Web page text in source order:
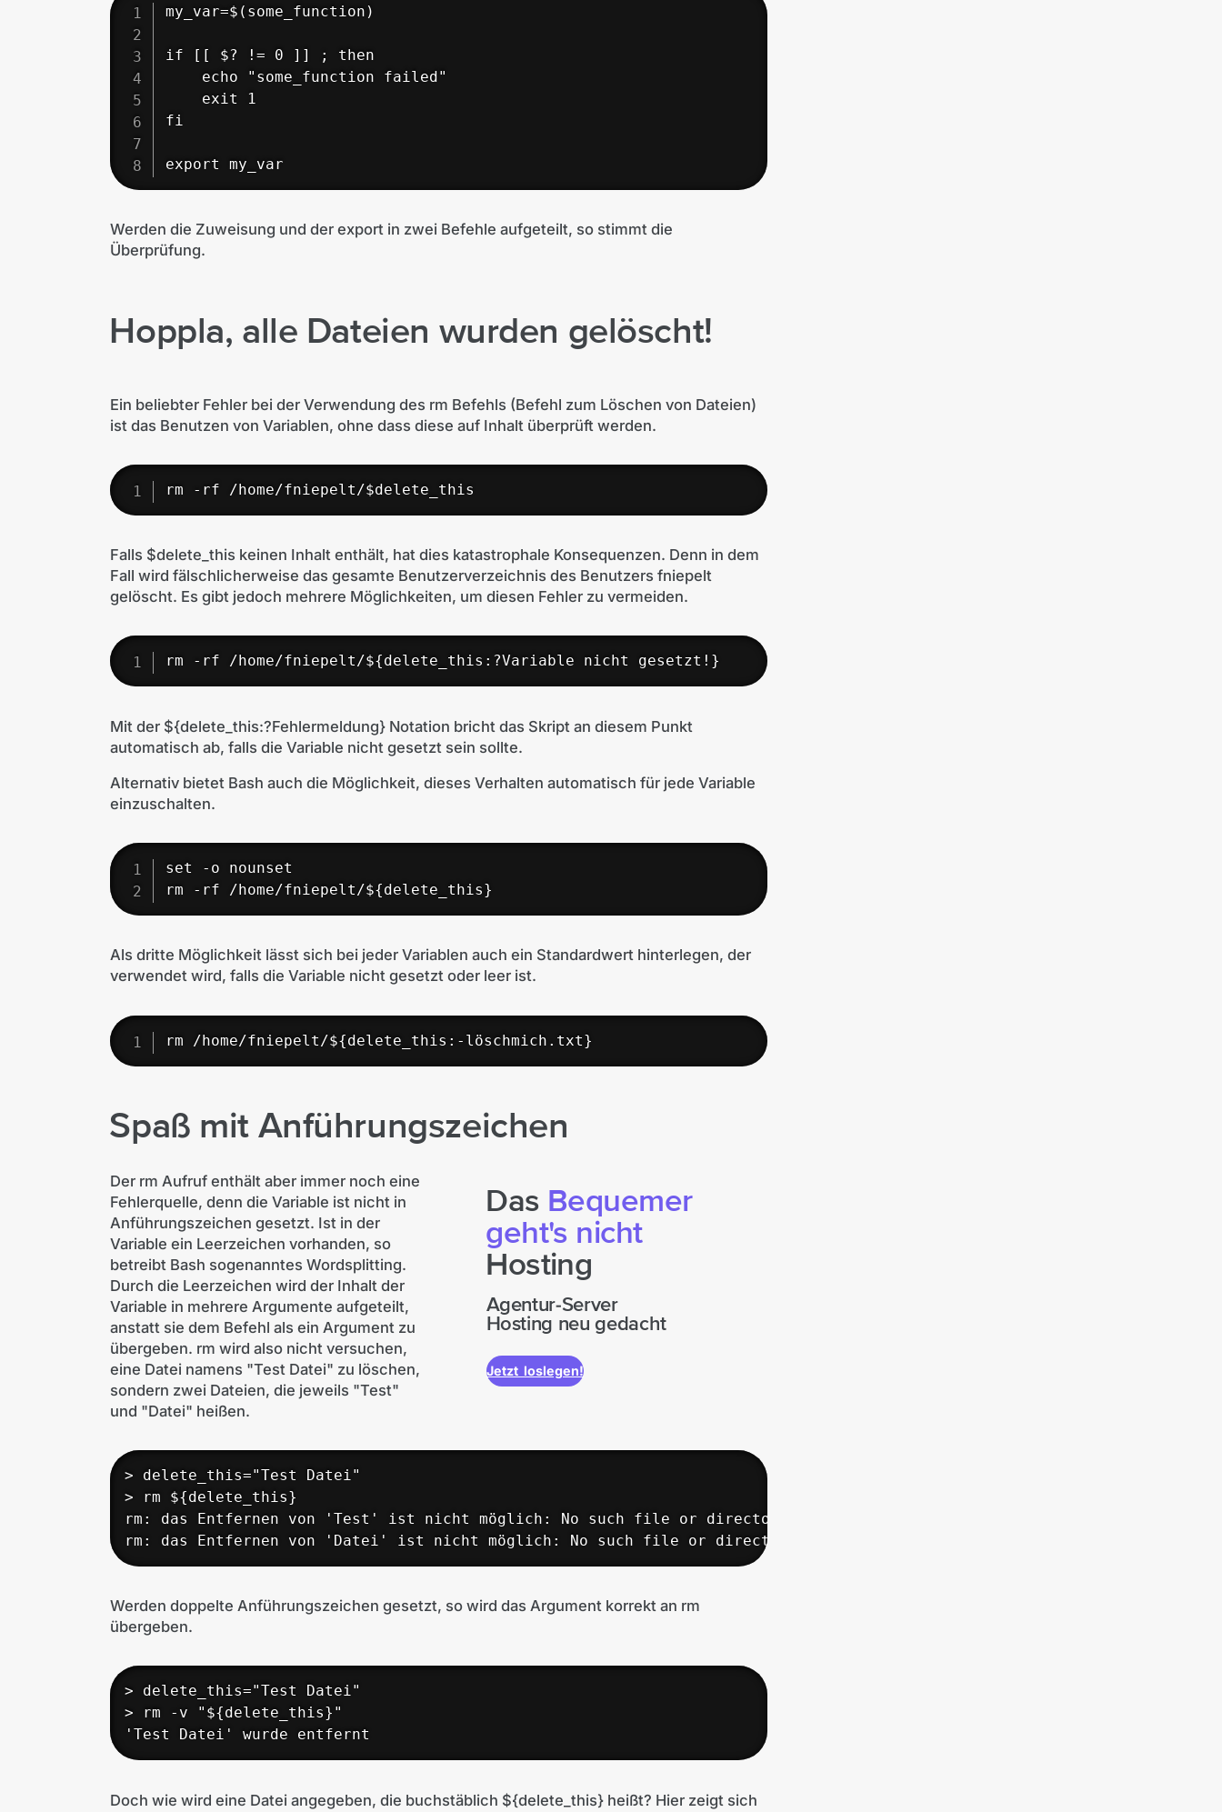
my_var=$(some_function)
if [[ $? != 0 ]] ; then
    echo "some_function failed"
    exit 1
fi
export my_var
Werden die Zuweisung und der export in zwei Befehle aufgeteilt, so stimmt die
Überprüfung.
Hoppla, alle Dateien wurden gelöscht!
Ein beliebter Fehler bei der Verwendung des rm Befehls (Befehl zum Löschen von Dateien)
ist das Benutzen von Variablen, ohne dass diese auf Inhalt überprüft werden.
rm -rf /home/fniepelt/$delete_this
Falls $delete_this keinen Inhalt enthält, hat dies katastrophale Konsequenzen. Denn in dem
Fall wird fälschlicherweise das gesamte Benutzerverzeichnis des Benutzers fniepelt
gelöscht. Es gibt jedoch mehrere Möglichkeiten, um diesen Fehler zu vermeiden.
rm -rf /home/fniepelt/${delete_this:?Variable nicht gesetzt!}
Mit der ${delete_this:?Fehlermeldung} Notation bricht das Skript an diesem Punkt
automatisch ab, falls die Variable nicht gesetzt sein sollte.
Alternativ bietet Bash auch die Möglichkeit, dieses Verhalten automatisch für jede Variable
einzuschalten.
set -o nounset
rm -rf /home/fniepelt/${delete_this}
Als dritte Möglichkeit lässt sich bei jeder Variablen auch ein Standardwert hinterlegen, der
verwendet wird, falls die Variable nicht gesetzt oder leer ist.
rm /home/fniepelt/${delete_this:-löschmich.txt}
Spaß mit Anführungszeichen
Der rm Aufruf enthält aber immer noch eine
Fehlerquelle, denn die Variable ist nicht in
Anführungszeichen gesetzt. Ist in der
Variable ein Leerzeichen vorhanden, so
betreibt Bash sogenanntes Wordsplitting.
Durch die Leerzeichen wird der Inhalt der
Variable in mehrere Argumente aufgeteilt,
anstatt sie dem Befehl als ein Argument zu
übergeben. rm wird also nicht versuchen,
eine Datei namens "Test Datei" zu löschen,
sondern zwei Dateien, die jeweils "Test"
und "Datei" heißen.
Das Bequemer
geht's nicht
Hosting
Agentur-Server
Hosting neu gedacht
Jetzt loslegen!
> delete_this="Test Datei"
> rm ${delete_this}
rm: das Entfernen von 'Test' ist nicht möglich: No such file or directory
rm: das Entfernen von 'Datei' ist nicht möglich: No such file or directory
Werden doppelte Anführungszeichen gesetzt, so wird das Argument korrekt an rm
übergeben.
> delete_this="Test Datei"
> rm -v "${delete_this}"
'Test Datei' wurde entfernt
Doch wie wird eine Datei angegeben, die buchstäblich ${delete_this} heißt? Hier zeigt sich